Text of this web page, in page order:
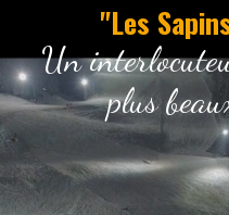
"Les
Un
plus